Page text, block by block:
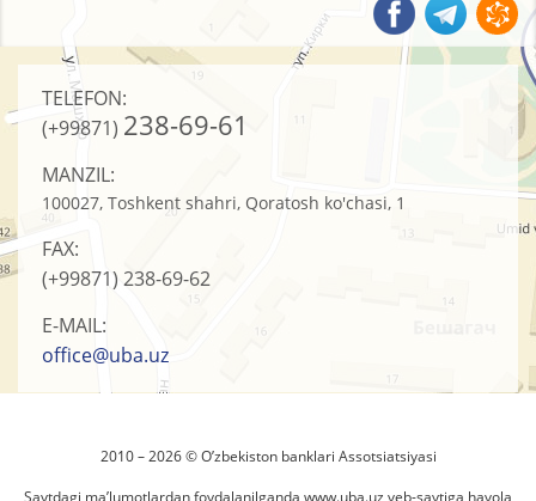
TELEFON:
(+99871) 238-69-61
MANZIL:
100027, Toshkent shahri, Qoratosh ko'chasi, 1
FAX:
(+99871) 238-69-62
E-MAIL:
office@uba.uz
2010 – 2026 © O’zbеkistоn banklari Assоtsiatsiyasi